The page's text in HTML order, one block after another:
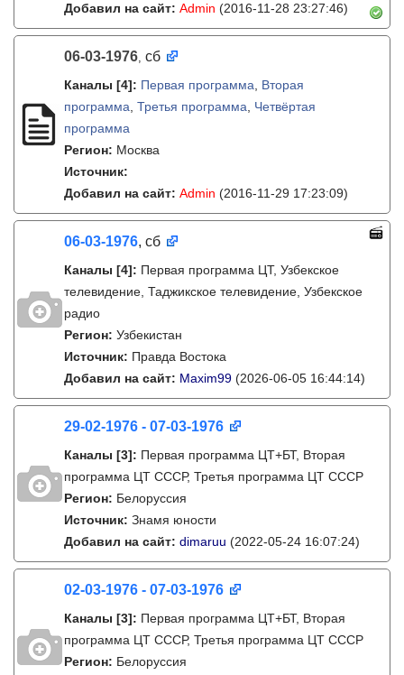
Добавил на сайт: Admin (2016-11-28 23:27:46)
06-03-1976, сб
Каналы [4]: Первая программа
Вторая
программа Третья программа
Четвёртая
программа
Регион: Москва
Источник:
Добавил на сайт: Admin (2016-11-29 17:23:09)
06-03-1976, сб
Каналы [4]: Первая программа ЦТ, Узбекское
телевидение, Таджикское телевидение, Узбекское
радио
Регион: Узбекистан
Источник: Правда Востока
Добавил на сайт: Maxim99 (2026-06-05 16:44:14)
29-02-1976 - 07-03-1976
Каналы [3]: Первая программа ЦТ+БТ, Вторая
программа ЦТ ССCР, Третья программа ЦТ ССCР
Регион: Белоруссия
Источник: Знамя юности
Добавил на сайт: dimaruu (2022-05-24 16:07:24)
02-03-1976 - 07-03-1976
Каналы [3]: Первая программа ЦТ+БТ, Вторая
программа ЦТ ССCР, Третья программа ЦТ ССCР
Регион: Белоруссия